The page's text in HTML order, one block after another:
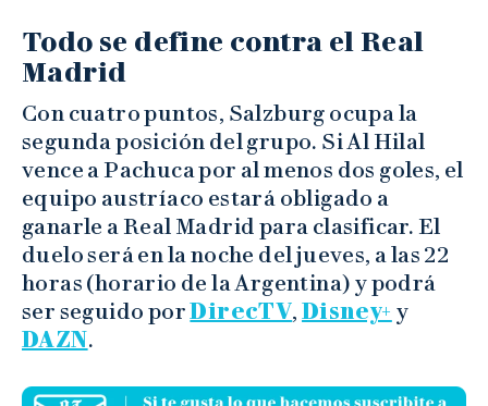
Todo se define contra el Real
Madrid
Con cuatro puntos, Salzburg ocupa la
segunda posición del grupo. Si Al Hilal
vence a Pachuca por al menos dos goles, el
equipo austríaco estará obligado a
ganarle a Real Madrid para clasificar. El
duelo será en la noche del jueves, a las 22
horas (horario de la Argentina) y podrá
ser seguido porDirecTV,Disney+ y
DAZN.